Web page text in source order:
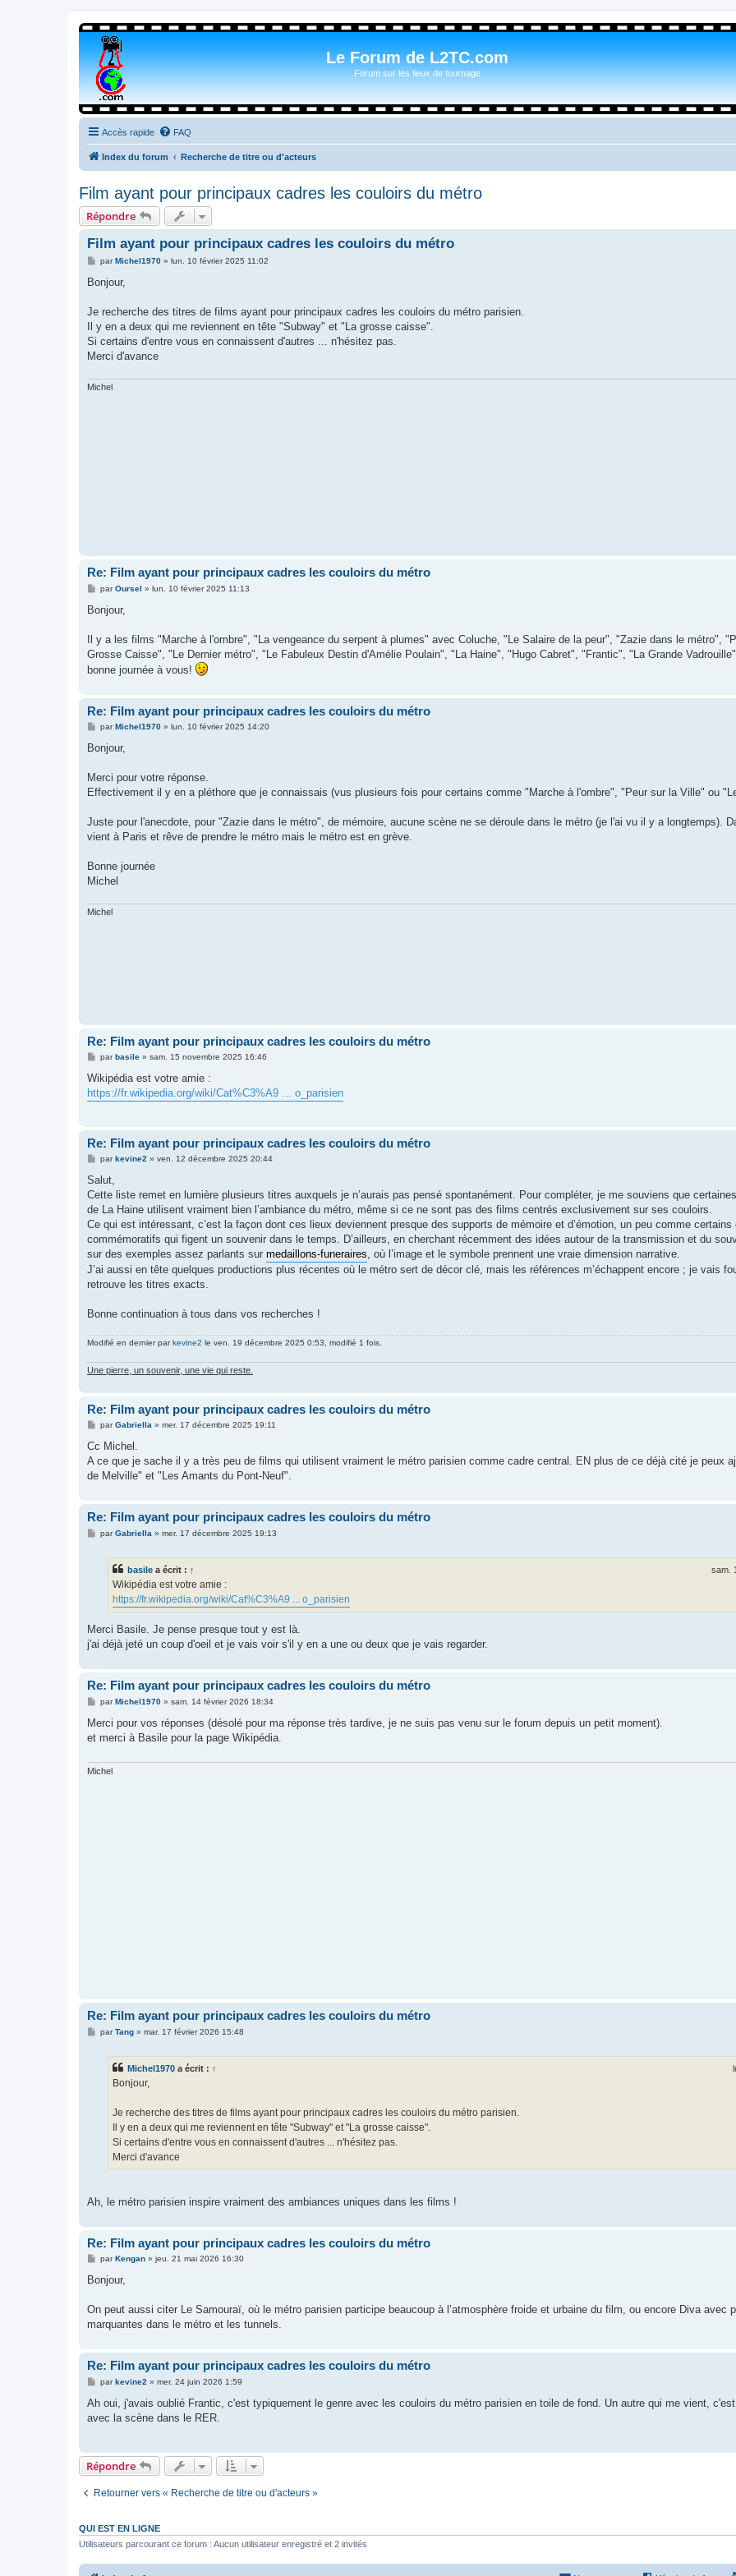
Le Forum de L2TC.com
Forum sur les lieux de tournage
Accès rapide FAQ
Index du forum Recherche de titre ou d'acteurs
Film ayant pour principaux cadres les couloirs du métro
Répondre
Film ayant pour principaux cadres les couloirs du métro
M
s
g
parMichel1970» lun. 10 février 2025 11:02
Bonjour,
Je recherche des titres de films ayant pour principaux cadres les couloirs du métro parisien.
Il y en a deux qui me reviennent en tête "Subway" et "La grosse caisse".
Si certains d'entre vous en connaissent d'autres ... n'hésitez pas.
Merci d'avance
Michel
Re: Film ayant pour principaux cadres les couloirs du métro
M
s
g
e
parOursel » lun. 10 février 2025 11:13
Bonjour,
Il y a les films "Marche à l'ombre", "La vengeance du serpent à plumes" avec Coluche, "Le Salaire de la peur", "Zazie dans le métro",
Grosse Caisse", "Le Dernier métro", "Le Fabuleux Destin d'Amélie Poulain", "La Haine", "Hugo Cabret", "Frantic", "La Grande
bonne journée à vous!
Re: Film ayant pour principaux cadres les couloirs du métro
M
s
g
parMichel1970» lun. 10 février 2025 14:20
Bonjour,
Merci pour votre réponse.
Effectivement il y en a pléthore que je connaissais (vus plusieurs fois pour certains comme "Marche à l'ombre", "Peur sur la Ville" ou
Juste pour l'anecdote, pour "Zazie dans le métro", de mémoire, aucune scène ne se déroule dans le métro (je l'ai vu il y a longtemps).
vient à Paris et rêve de prendre le métro mais le métro est en grève.
Bonne journée
Michel
Michel
Re: Film ayant pour principaux cadres les couloirs du métro
M
s
a
parbasile» sam. 15 novembre 2025 16:46
Wikipédia est votre amie :
https://fr.wikipedia.org/wiki/Cat%C3%A9 ... o_parisien
Re: Film ayant pour principaux cadres les couloirs du métro
M
s
a
g
parkevine2 » ven. 12 décembre 2025 20:44
Salut,
Cette liste remet en lumière plusieurs titres auxquels je n’aurais pas pensé spontanément. Pour compléter, je me souviens que
de La Haine utilisent vraiment bien l’ambiance du métro, même si ce ne sont pas des films centrés exclusivement sur ses couloirs.
Ce qui est intéressant, c’est la façon dont ces lieux deviennent presque des supports de mémoire et d’émotion, un peu comme certains
commémoratifs qui figent un souvenir dans le temps. D’ailleurs, en cherchant récemment des idées autour de la transmission et du
sur des exemples assez parlants sur medaillons-funeraires, où l’image et le symbole prennent une vraie dimension narrative.
J’ai aussi en tête quelques productions plus récentes où le métro sert de décor clé, mais les références m’échappent encore ; je vais
retrouve les titres exacts.
Bonne continuation à tous dans vos recherches !
Modifié en dernier parkevine2 le ven. 19 décembre 2025 0:53, modifié 1 fois.
Une pierre, un souvenir, une vie qui reste.
Re: Film ayant pour principaux cadres les couloirs du métro
M
s
a
g
parGabriella » mer. 17 décembre 2025 19:11
Cc Michel.
A ce que je sache il y a très peu de films qui utilisent vraiment le métro parisien comme cadre central. EN plus de ce déjà cité je peux
de Melville" et "Les Amants du Pont-Neuf".
Re: Film ayant pour principaux cadres les couloirs du métro
MparGabriella » mer. 17 décembre 2025 19:13
basile a écrit : ↑ sam.
Wikipédia est votre amie :
https://fr.wikipedia.org/wiki/Cat%C3%A9 ... o_parisien
Merci Basile. Je pense presque tout y est là.
j'ai déjà jeté un coup d'oeil et je vais voir s'il y en a une ou deux que je vais regarder.
Re: Film ayant pour principaux cadres les couloirs du métro
M
s
a
parMichel1970» sam. 14 février 2026 18:34
Merci pour vos réponses (désolé pour ma réponse très tardive, je ne suis pas venu sur le forum depuis un petit moment).
et merci à Basile pour la page Wikipédia.
Michel
Re: Film ayant pour principaux cadres les couloirs du métro
MparTang» mar. 17 février 2026 15:48
Michel1970 a écrit : ↑
Bonjour,
Je recherche des titres de films ayant pour principaux cadres les couloirs du métro parisien.
Il y en a deux qui me reviennent en tête "Subway" et "La grosse caisse".
Si certains d'entre vous en connaissent d'autres ... n'hésitez pas.
Merci d'avance
Ah, le métro parisien inspire vraiment des ambiances uniques dans les films !
Re: Film ayant pour principaux cadres les couloirs du métro
M
s
g
parKengan» jeu. 21 mai 2026 16:30
Bonjour,
On peut aussi citer Le Samouraï, où le métro parisien participe beaucoup à l’atmosphère froide et urbaine du film, ou encore Diva avec
marquantes dans le métro et les tunnels.
Re: Film ayant pour principaux cadres les couloirs du métro
M
s
a
parkevine2 » mer. 24 juin 2026 1:59
Ah oui, j'avais oublié Frantic, c'est typiquement le genre avec les couloirs du métro parisien en toile de fond. Un autre qui me vient, c'est
avec la scène dans le RER.
Répondre
Retourner vers « Recherche de titre ou d'acteurs »
QUI EST EN LIGNE
Utilisateurs parcourant ce forum : Aucun utilisateur enregistré et 2 invités